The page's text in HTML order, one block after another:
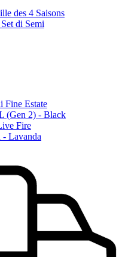
des 4 Saisons
di Semi
Fine Estate
(Gen 2) - Black
Fire
Lavanda